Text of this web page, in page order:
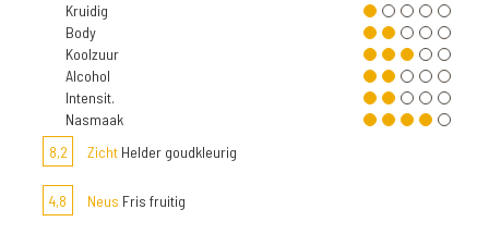
Kruidig
Body
Koolzuur
Alcohol
Intensit.
Nasmaak
8,2
Zicht Helder goudkleurig
4,8 Neus Fris fruitig